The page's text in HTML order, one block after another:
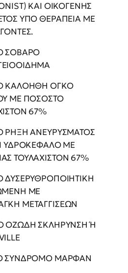
ΚΑΙ ΟΙΚΟΓΕΝΗΣ
ΥΠΟ ΘΕΡΑΠΕΙΑ ΜΕ
ΣΟΒΑΡΟ
ΚΑΛΟΗΘΗ ΟΓΚΟ
ΜΕ ΠΟΣΟΣΤΟ
67%
ΡΗΞΗ ΑΝΕΥΡΥΣΜΑΤΟΣ
ΥΔΡΟΚΕΦΑΛΟ ΜΕ
ΤΟΥΛΑΧΙΣΤΟΝ 67%
ΜΕ
ΜΕΤΑΓΓΙΣΕΩΝ
ΟΖΩΔΗ ΣΚΛΗΡΥΝΣΗ Ή
ΣΥΝΔΡΟΜΟ ΜΑΡΦΑΝ